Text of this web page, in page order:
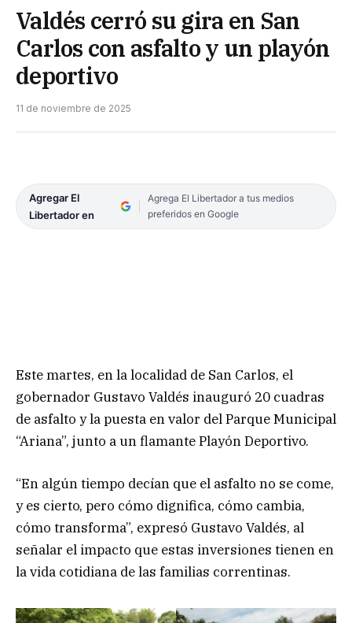
Valdés cerró su gira en San
Carlos con asfalto y un playón
deportivo
11 de noviembre de 2025
Agregar El
Libertador en
Agrega El Libertador a tus medios
preferidos en Google
Este martes, en la localidad de San Carlos, el
gobernador Gustavo Valdés inauguró 20 cuadras
de asfalto y la puesta en valor del Parque Municipal
“Ariana”, junto a un flamante Playón Deportivo.
“En algún tiempo decían que el asfalto no se come,
y es cierto, pero cómo dignifica, cómo cambia,
cómo transforma”, expresó Gustavo Valdés, al
señalar el impacto que estas inversiones tienen en
la vida cotidiana de las familias correntinas.